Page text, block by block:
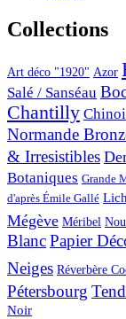
Collections
Art déco "1920" Azor
Salé / Sanséau
Chantilly
Normande
& Irresistibles
Botaniques Grande
d'après Émile Gallé
Mégève Méribel
BlancPapier
Neiges Réverbère
Pétersbourg
Noir